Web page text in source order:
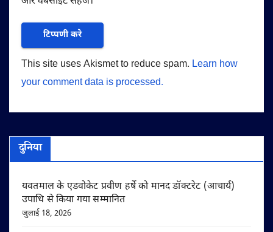
This site uses Akismet to reduce spam. Learn how
your comment data is processed.
दुनिया
यवतमाल के एडवोकेट प्रवीण हर्षे को मानद डॉक्टरेट (आचार्य)
उपाधि से किया गया सम्मानित
जुलाई 18, 2026